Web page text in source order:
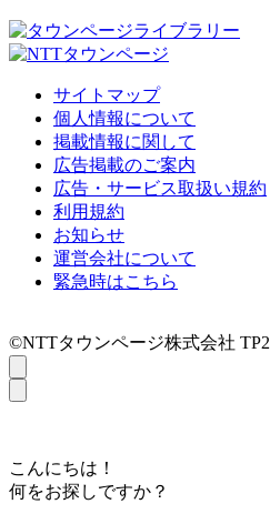
サイトマップ
個人情報について
掲載情報に関して
広告掲載のご案内
広告・サービス取扱い規約
利用規約
お知らせ
運営会社について
緊急時はこちら
©NTTタウンページ株式会社
こんにちは！
何をお探しですか？